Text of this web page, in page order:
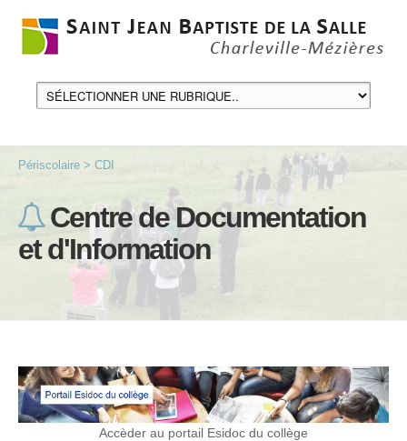
Périscolaire > CDI
Centre de Documentation
et d'Information
Accèder au portail Esidoc du collège